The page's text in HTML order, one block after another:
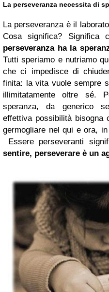
La perseveranza necessita di
La perseveranza è il
Cosa significa?
perseveranza ha la
Tutti speriamo e nutriamo
che ci impedisce di
finita: la vita vuole sempre
illimitatamente oltre sé.
speranza, da generico
effettiva possibilità bisogna
germogliare nel qui e ora,
Essere perseveranti
sentire, perseverare è un